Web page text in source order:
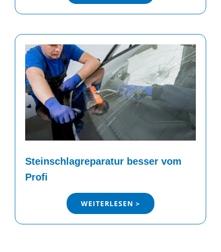
Steinschlagreparatur besser vom
Profi
WEITERLESEN >